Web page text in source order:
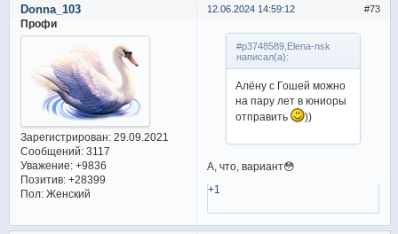
73
12.06.2024 14:59:12
Donna_103
Профи
Зарегистрирован: 29.09.2021
Сообщений:3117
Уважение: +9836
Позитив: +28399
Пол:Женский
#p3748589,Elena-nsk
написал(а):
Алёну с Гошей можно
на пару лет в юниоры
отправить
))
А, что, вариант😳
+1